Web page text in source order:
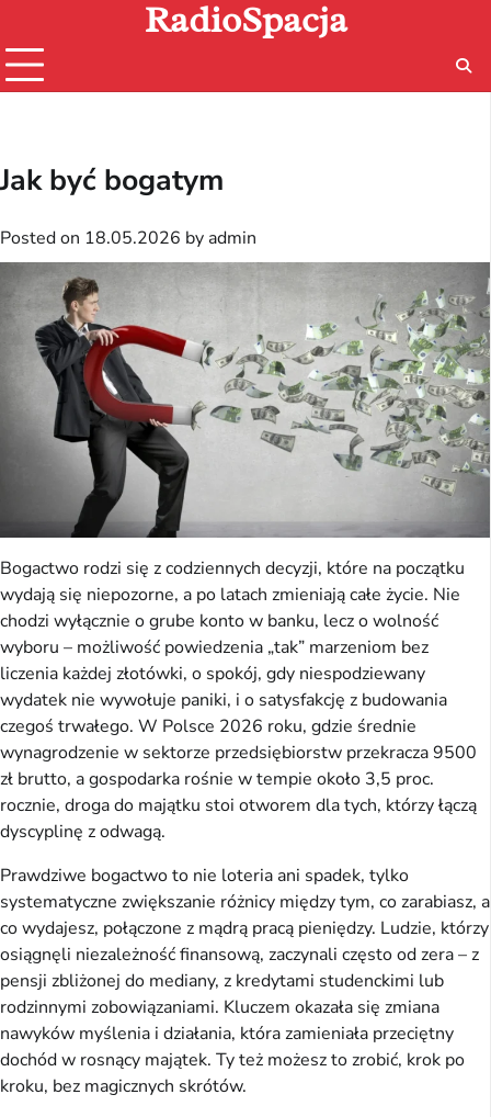
content
RadioSpacja
Jak być bogatym
Posted on 18.05.2026 by admin
Bogactwo rodzi się z codziennych decyzji, które na początku
wydają się niepozorne, a po latach zmieniają całe życie. Nie
chodzi wyłącznie o grube konto w banku, lecz o wolność
wyboru – możliwość powiedzenia „tak” marzeniom bez
liczenia każdej złotówki, o spokój, gdy niespodziewany
wydatek nie wywołuje paniki, i o satysfakcję z budowania
czegoś trwałego. W Polsce 2026 roku, gdzie średnie
wynagrodzenie w sektorze przedsiębiorstw przekracza 9500
zł brutto, a gospodarka rośnie w tempie około 3,5 proc.
rocznie, droga do majątku stoi otworem dla tych, którzy łączą
dyscyplinę z odwagą.
Prawdziwe bogactwo to nie loteria ani spadek, tylko
systematyczne zwiększanie różnicy między tym, co zarabiasz, a
co wydajesz, połączone z mądrą pracą pieniędzy. Ludzie, którzy
osiągnęli niezależność finansową, zaczynali często od zera – z
pensji zbliżonej do mediany, z kredytami studenckimi lub
rodzinnymi zobowiązaniami. Kluczem okazała się zmiana
nawyków myślenia i działania, która zamieniała przeciętny
dochód w rosnący majątek. Ty też możesz to zrobić, krok po
kroku, bez magicznych skrótów.